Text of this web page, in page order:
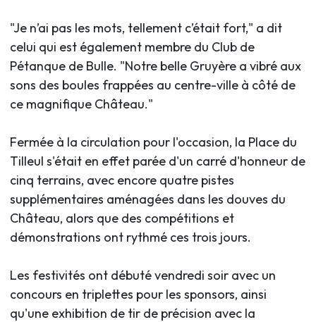
"Je n’ai pas les mots, tellement c’était fort," a dit
celui qui est également membre du Club de
Pétanque de Bulle. "Notre belle Gruyère a vibré aux
sons des boules frappées au centre-ville à côté de
ce magnifique Château."
Fermée à la circulation pour l'occasion, la Place du
Tilleul s'était en effet parée d'un carré d'honneur de
cinq terrains, avec encore quatre pistes
supplémentaires aménagées dans les douves du
Château, alors que des compétitions et
démonstrations ont rythmé ces trois jours.
Les festivités ont débuté vendredi soir avec un
concours en triplettes pour les sponsors, ainsi
qu'une exhibition de tir de précision avec la